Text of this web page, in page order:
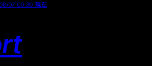
07 00:30 現在